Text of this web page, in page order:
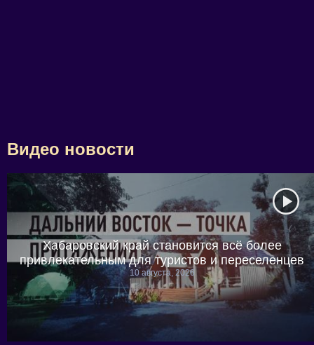
Видео новости
Хабаровский край становится всё более
привлекательным для туристов и переселенцев
10 августа, 2026